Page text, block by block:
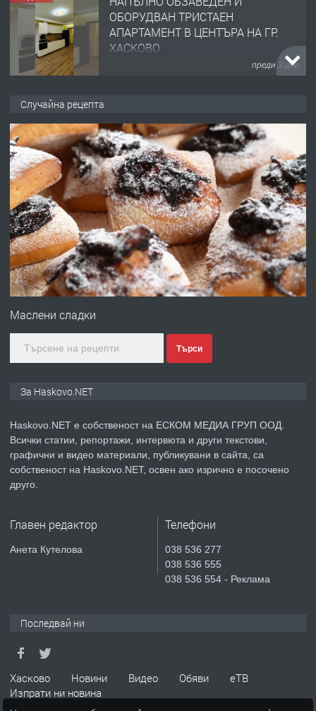
ОБОРУДВАН ТРИСТАЕН
АПАРТАМЕНТ В ЦЕНТЪРА НА ГР.
ХАСКОВО
преди 3 дни
преди 3 дни
ПРЕДЛАГА
№4120 Магазин/Офис под наем в кв.
Любен Каравелов, Хасково-близо до
градската градина!
преди 3 дни
ПРЕДЛАГА
ПРОСТОРЕН ТРИСТАЕН
преди 4 дни
ПРЕДЛАГА СГЛОБЯВАНЕ НА МЕБЕЛИ.
№4119 Едностаен обзаведен
Случайна рецепта
Маслени сладки
Търси
За Haskovo.NET
Haskovo.NET е собственост на ЕСКОМ МЕДИА ГРУП ООД.
Всички статии, репортажи, интервюта и други текстови,
графични и видео материали, публикувани в сайта, са
собственост на Haskovo.NET, освен ако изрично е посочено
друго.
Главен редактор
Анета Кутелова
Телефони
038 536 277
038 536 555
038 536 554 - Реклама
Последвай ни
Хасково Новини Видео Обяви
еТВ
Изпрати ни новина